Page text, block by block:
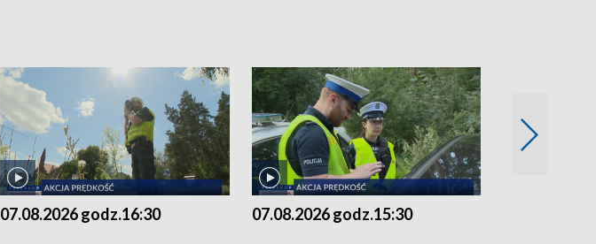
07.08.2026 godz.16:30 07.08.2026 godz.15:30